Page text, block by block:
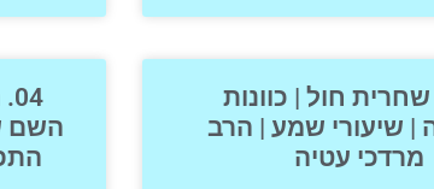
חול | כוונות
| שיעורי שמע | הרב
מרדכי עטיה
השם